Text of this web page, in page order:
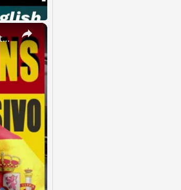
×
SPANISH CONJUGATIONS: Present Perfect Progressive (Presente Perfecto Progresivo)